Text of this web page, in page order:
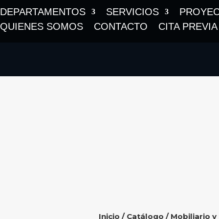
DEPARTAMENTOS SERVICIOS
QUIENES SOMOS
CONTACTO CITA PREVIA
Inicio / Catálogo / Mobiliario